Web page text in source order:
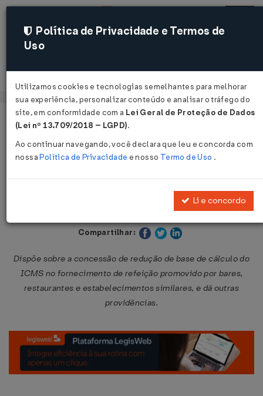
Acessar
Página Inicial Legislações
Decreto Nº 33657 DE 27/12/2012
Publicado no DOE - PB em 28 dez 2012
Compartilhar:
Dispõe sobre a concessão de redução de base de cálculo do
ICMS no fornecimento de refeição promovido por bares,
restaurantes e estabelecimentos similares, e dá outras
providências.
Política de Privacidade e Termos de
Uso
Utilizamos cookies e tecnologias semelhantes para melhorar
sua experiência, personalizar conteúdo e analisar o tráfego do
site, em conformidade com a Lei Geral de Proteção de Dados
(Lei nº 13.709/2018 – LGPD).
Ao continuar navegando, você declara que leu e concorda com
nossaPolítica de Privacidade e nosso Termo de Uso .
Li e concordo